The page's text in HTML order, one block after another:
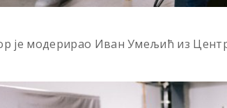
је модерирао Иван Умељић из